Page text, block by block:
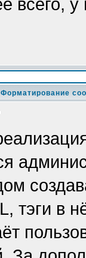
всего,
Форматирование
тэги в